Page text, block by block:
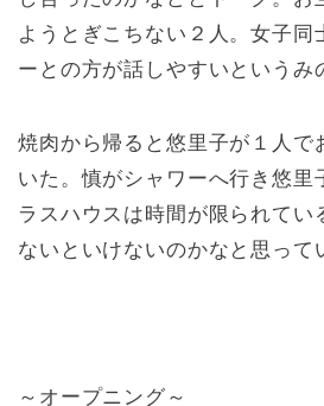
ようとぎこちない２人。女子同
ーとの方が話しやすいというみ
焼肉から帰ると悠里子が１人で
いた。慎がシャワーへ行き悠里
ラスハウスは時間が限られてい
ないといけないのかなと思って
～オープニング～